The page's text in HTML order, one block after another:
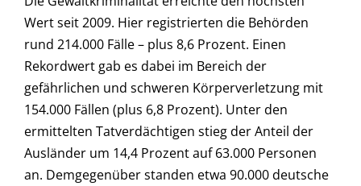
Wert seit 2009. Hier registrierten die Behörden
rund 214.000 Fälle – plus 8,6 Prozent. Einen
Rekordwert gab es dabei im Bereich der
gefährlichen und schweren Körperverletzung mit
154.000 Fällen (plus 6,8 Prozent). Unter den
ermittelten Tatverdächtigen stieg der Anteil der
Ausländer um 14,4 Prozent auf 63.000 Personen
an. Demgegenüber standen etwa 90.000 deutsche